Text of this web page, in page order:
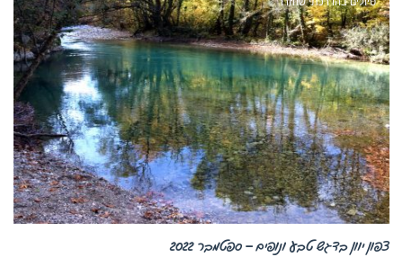
צפון יוון בדגש טבע ונופים – ספטמבר 2022